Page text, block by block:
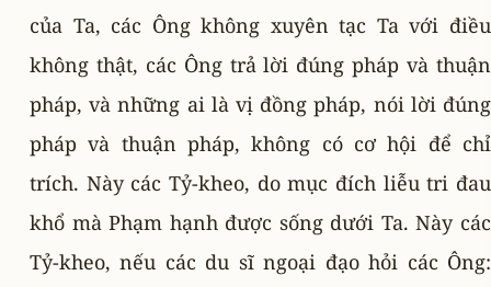
của Ta, các Ông không xuyên tạc Ta với điều
không thật, các Ông trả lời đúng pháp và thuận
pháp, và những ai là vị đồng pháp, nói lời đúng
pháp và thuận pháp, không có cơ hội để chỉ
trích. Này các Tỷ-kheo, do mục đích liễu tri đau
khổ mà Phạm hạnh được sống dưới Ta. Này các
Tỷ-kheo, nếu các du sĩ ngoại đạo hỏi các Ông: